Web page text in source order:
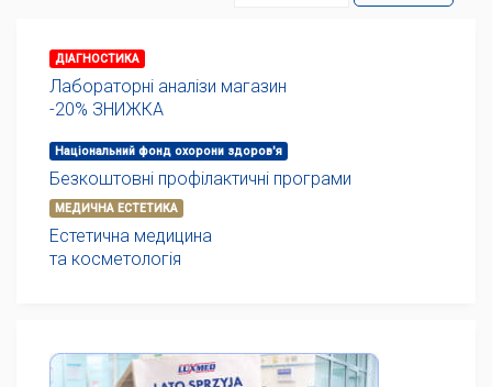
ДІАГНОСТИКА
Лабораторні аналізи магазин
-20% ЗНИЖКА
Національний фонд охорони здоров'я
Безкоштовні профілактичні програми
МЕДИЧНА ЕСТЕТИКА
Естетична медицина
та косметологія